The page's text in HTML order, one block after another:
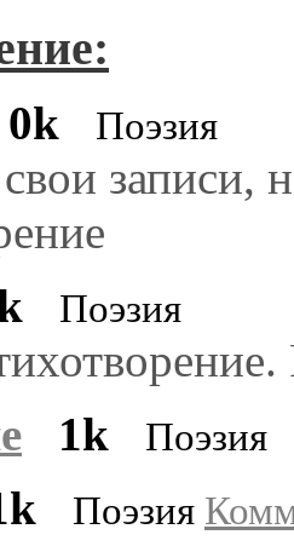
0k Поэзия
записи,
Поэзия
1k Поэзия
Поэзия